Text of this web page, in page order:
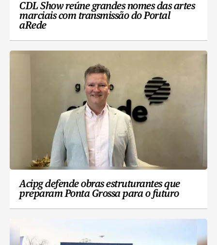
CDL Show reúne grandes nomes das artes
marciais com transmissão do Portal
aRede
Acipg defende obras estruturantes que
preparam Ponta Grossa para o futuro